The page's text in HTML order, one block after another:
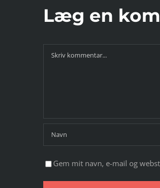
Læg en
Comment
Gem mit navn, e-mail og